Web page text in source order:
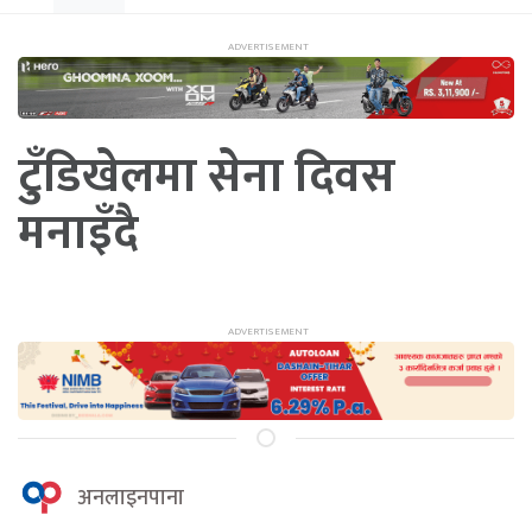
टुँडिखेलमा सेना दिवस
मनाइँदै
अनलाइनपाना